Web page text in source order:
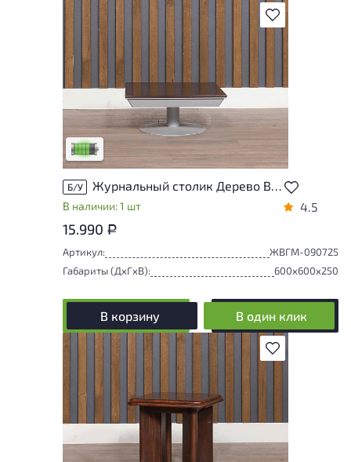
В избранное
У товара присутствуют незначительные
следы эксплуатации, не влияющие на
удобство его использования
Низкая степень износа
Б/У Журнальный столик Дерево Венге
В наличии: 1 шт 4.5
15.990 Р
Артикул:
ЖВГМ-090725
Габариты (ДxГxВ):
600x600x250
В корзину В один клик
В избранное
У товара присутствуют незначительные
следы эксплуатации, не влияющие на
удобство его использования